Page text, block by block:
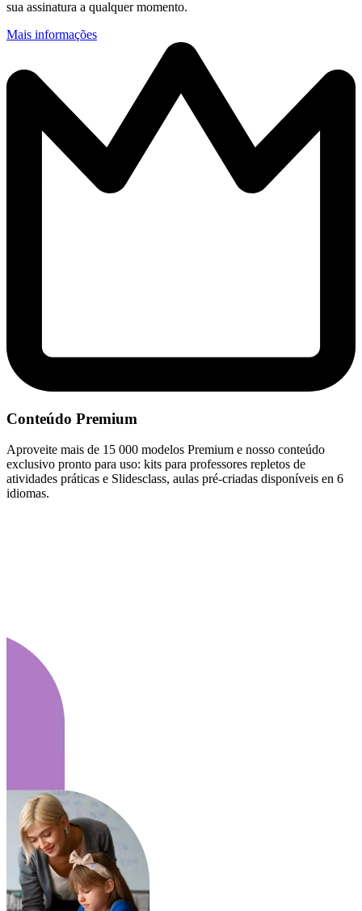
sua assinatura a qualquer momento.
Mais informações
Conteúdo Premium
Aproveite mais de 15 000 modelos Premium e nosso conteúdo
exclusivo pronto para uso: kits para professores repletos de
atividades práticas e Slidesclass, aulas pré-criadas disponíveis en 6
idiomas.